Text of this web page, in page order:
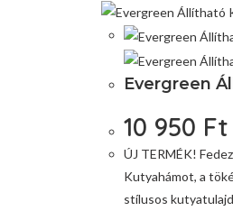
Evergreen
10 950 Ft
ÚJ TERMÉK!
Kutyahámot, a
stílusos